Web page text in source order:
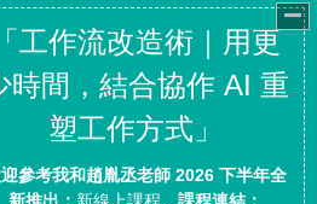
的專注時間，推進一件重要
這個道理大家都懂，只是為
安排出來的時間，卻往往無
專注呢？ 如果你也有類似困
搭配這篇文章想跟大家分享
巧來解決。